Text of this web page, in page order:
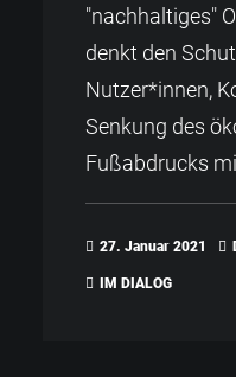
"nachhaltiges"
denkt den
Nutzer*innen,
Senkung des
Fußabdrucks
27. Januar 2021
IM DIALOG